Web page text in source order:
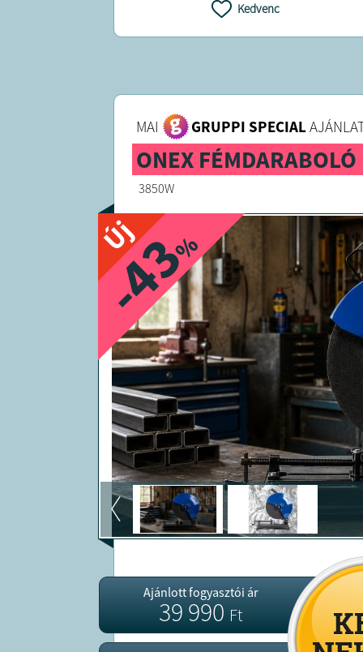
Kedvenc
MAI GRUPPI SPECIAL
ONEX
3850W
Új
-43
%
Ajánlott fogyasztói ár
39 990Ft